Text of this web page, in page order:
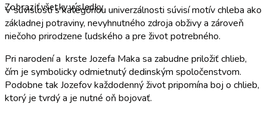
Zobraziť všetky výsledky
V súvislosti s kategóriou univerzálnosti súvisí motív chleba ako
základnej potraviny, nevyhnutného zdroja obživy a zároveň
niečoho prirodzene ľudského a pre život potrebného.
Pri narodení a krste Jozefa Maka sa zabudne priložiť chlieb,
čím je symbolicky odmietnutý dedinským spoločenstvom.
Podobne tak Jozefov každodenný život pripomína boj o chlieb,
ktorý je tvrdý a je nutné oň bojovať.